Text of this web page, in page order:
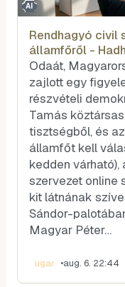
AI
Rendhagyó civil
államfőről -
voksot
Odaát,
zajlott egy
részvételi
Tamás
tisztségből, és
államfőt kell
kedden
szervezet online
kit látnának
Sándor-
Magyar Péter…
ugar •aug. 6. 22:44